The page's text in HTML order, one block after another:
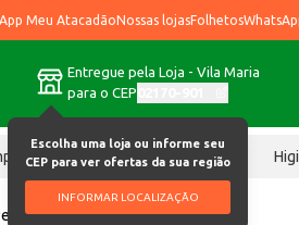
App Meu AtacadãoNossas lojasFolhetos
Entregue pela Loja - Vila Maria
para o CEP
Escolha uma loja ou informe seu
CEP para ver ofertas da sua região
INFORMAR LOCALIZAÇÃO
Chocolates
Pescada Fish Congelado 800g